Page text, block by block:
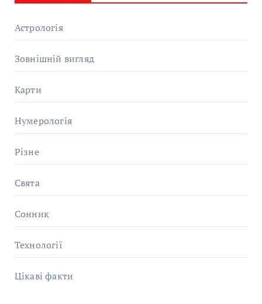
Астрологія
Зовнішній вигляд
Карти
Нумерологія
Різне
Свята
Сонник
Технології
Цікаві факти